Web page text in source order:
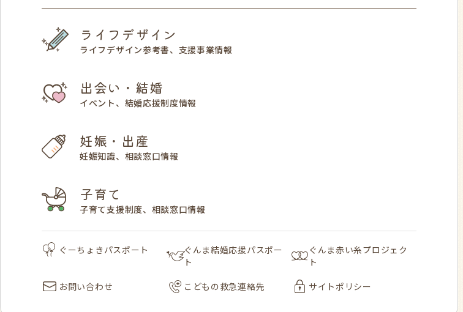
ライフデザイン
ライフデザイン参考書、支援事業情報
出会い・結婚
イベント、結婚応援制度情報
妊娠・出産
妊娠知識、相談窓口情報
子育て
子育て支援制度、相談窓口情報
ぐーちょきパスポート
ぐんま結婚応援パスポー
ト
ぐんま赤い糸プロジェク
ト
お問い合わせ
こどもの救急連絡先 サイトポリシー